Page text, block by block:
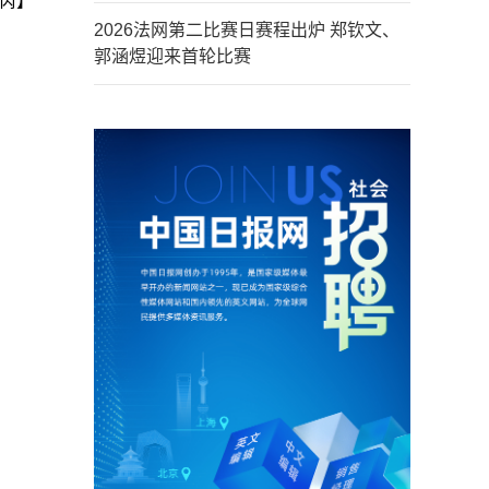
2026法网第二比赛日赛程出炉 郑钦文、
郭涵煜迎来首轮比赛